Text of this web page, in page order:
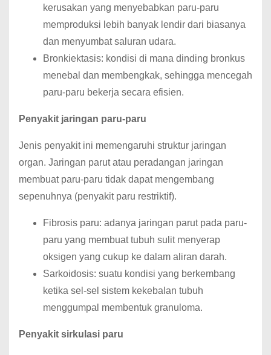
kerusakan yang menyebabkan paru-paru
memproduksi lebih banyak lendir dari biasanya
dan menyumbat saluran udara.
Bronkiektasis: kondisi di mana dinding bronkus
menebal dan membengkak, sehingga mencegah
paru-paru bekerja secara efisien.
Penyakit jaringan paru-paru
Jenis penyakit ini memengaruhi struktur jaringan
organ. Jaringan parut atau peradangan jaringan
membuat paru-paru tidak dapat mengembang
sepenuhnya (penyakit paru restriktif).
Fibrosis paru: adanya jaringan parut pada paru-
paru yang membuat tubuh sulit menyerap
oksigen yang cukup ke dalam aliran darah.
Sarkoidosis: suatu kondisi yang berkembang
ketika sel-sel sistem kekebalan tubuh
menggumpal membentuk granuloma.
Penyakit sirkulasi paru